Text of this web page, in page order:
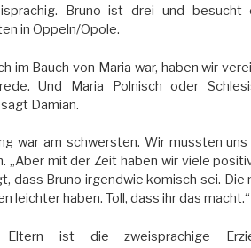
Bruno ist drei und besucht
in Oppeln/Opole.
im Bauch von Maria war, haben wir
Und Maria Polnisch oder
Damian.
war am schwersten. Wir mussten
„Aber mit der Zeit haben wir viele
dass Bruno irgendwie komisch sei. Die
leichter haben. Toll, dass ihr das macht.“
ist die zweisprachige